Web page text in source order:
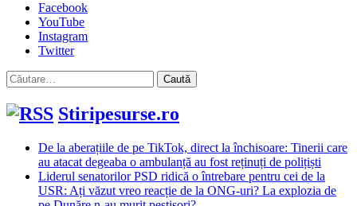
Facebook
YouTube
Instagram
Twitter
Caută
după:
Stiripesurse.ro
De la aberațiile de pe TikTok, direct la închisoare: Tinerii care
au atacat degeaba o ambulanță au fost reținuți de polițiști
Liderul senatorilor PSD ridică o întrebare pentru cei de la
USR: Ați văzut vreo reacție de la ONG-uri? La explozia de